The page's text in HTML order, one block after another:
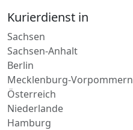
Kurierdienst in
Sachsen
Sachsen-Anhalt
Berlin
Mecklenburg-Vorpommern
Österreich
Niederlande
Hamburg